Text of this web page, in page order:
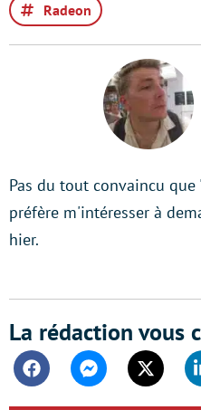
Radeon
Pas du tout convaincu que
préfère m'intéresser à
hier.
La rédaction vous
FacebookMessengerTwitter